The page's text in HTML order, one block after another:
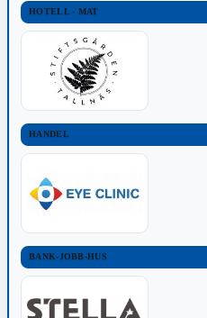
HOTELL - MAT
HANDEL
BANK-JOBB-HUS